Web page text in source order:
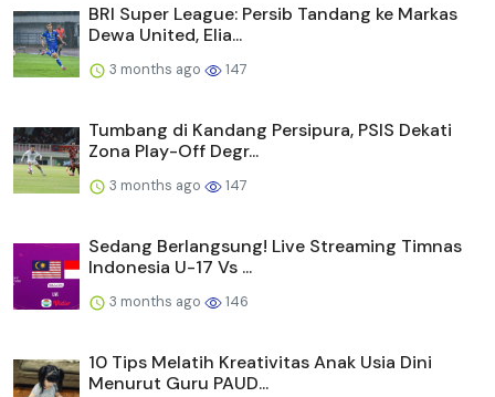
BRI Super League: Persib Tandang ke Markas
Dewa United, Elia...
3 months ago 147
Tumbang di Kandang Persipura, PSIS Dekati
Zona Play-Off Degr...
3 months ago 147
Sedang Berlangsung! Live Streaming Timnas
Indonesia U-17 Vs ...
3 months ago 146
10 Tips Melatih Kreativitas Anak Usia Dini
Menurut Guru PAUD...